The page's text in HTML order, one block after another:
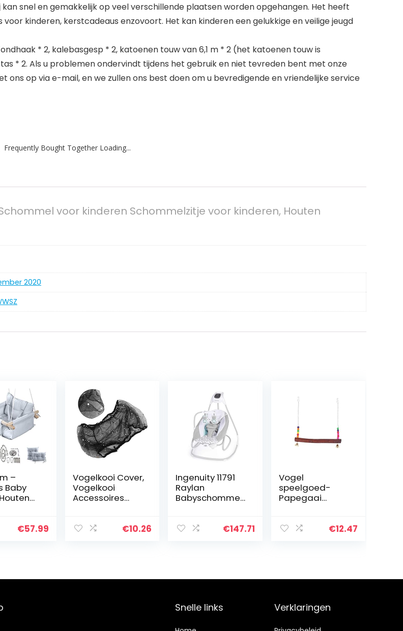
kan snel en gemakkelijk op veel verschillende plaatsen worden opgehangen. Het heeft
kinderen, kerstcadeaus enzovoort. Het kan kinderen een gelukkige en veilige jeugd
* 2, kalebasgesp * 2, katoenen touw van 6,1 m * 2 (het katoenen touw is
* 2. Als u problemen ondervindt tijdens het gebruik en niet tevreden bent met onze
op via e-mail, en we zullen ons best doen om u bevredigende en vriendelijke service
Frequently Bought Together Loading...
voor kinderen Schommelzitje voor kinderen, Houten
2020
–
Baby
€57.99
Vogelkooi Cover,
Vogelkooi
Accessoires
Vogelkooi(black
€10.26
Ingenuity 11791
Raylan
Babyschommel
Afneembaar En
€147.71
Vogel
speelgoed-
Papegaai
Speelgoed
Hangende
€12.47
Snelle links Verklaringen